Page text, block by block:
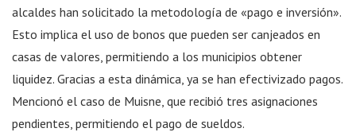
alcaldes han solicitado la metodología de «pago e inversión».
Esto implica el uso de bonos que pueden ser canjeados en
casas de valores, permitiendo a los municipios obtener
liquidez. Gracias a esta dinámica, ya se han efectivizado pagos.
Mencionó el caso de Muisne, que recibió tres asignaciones
pendientes, permitiendo el pago de sueldos.